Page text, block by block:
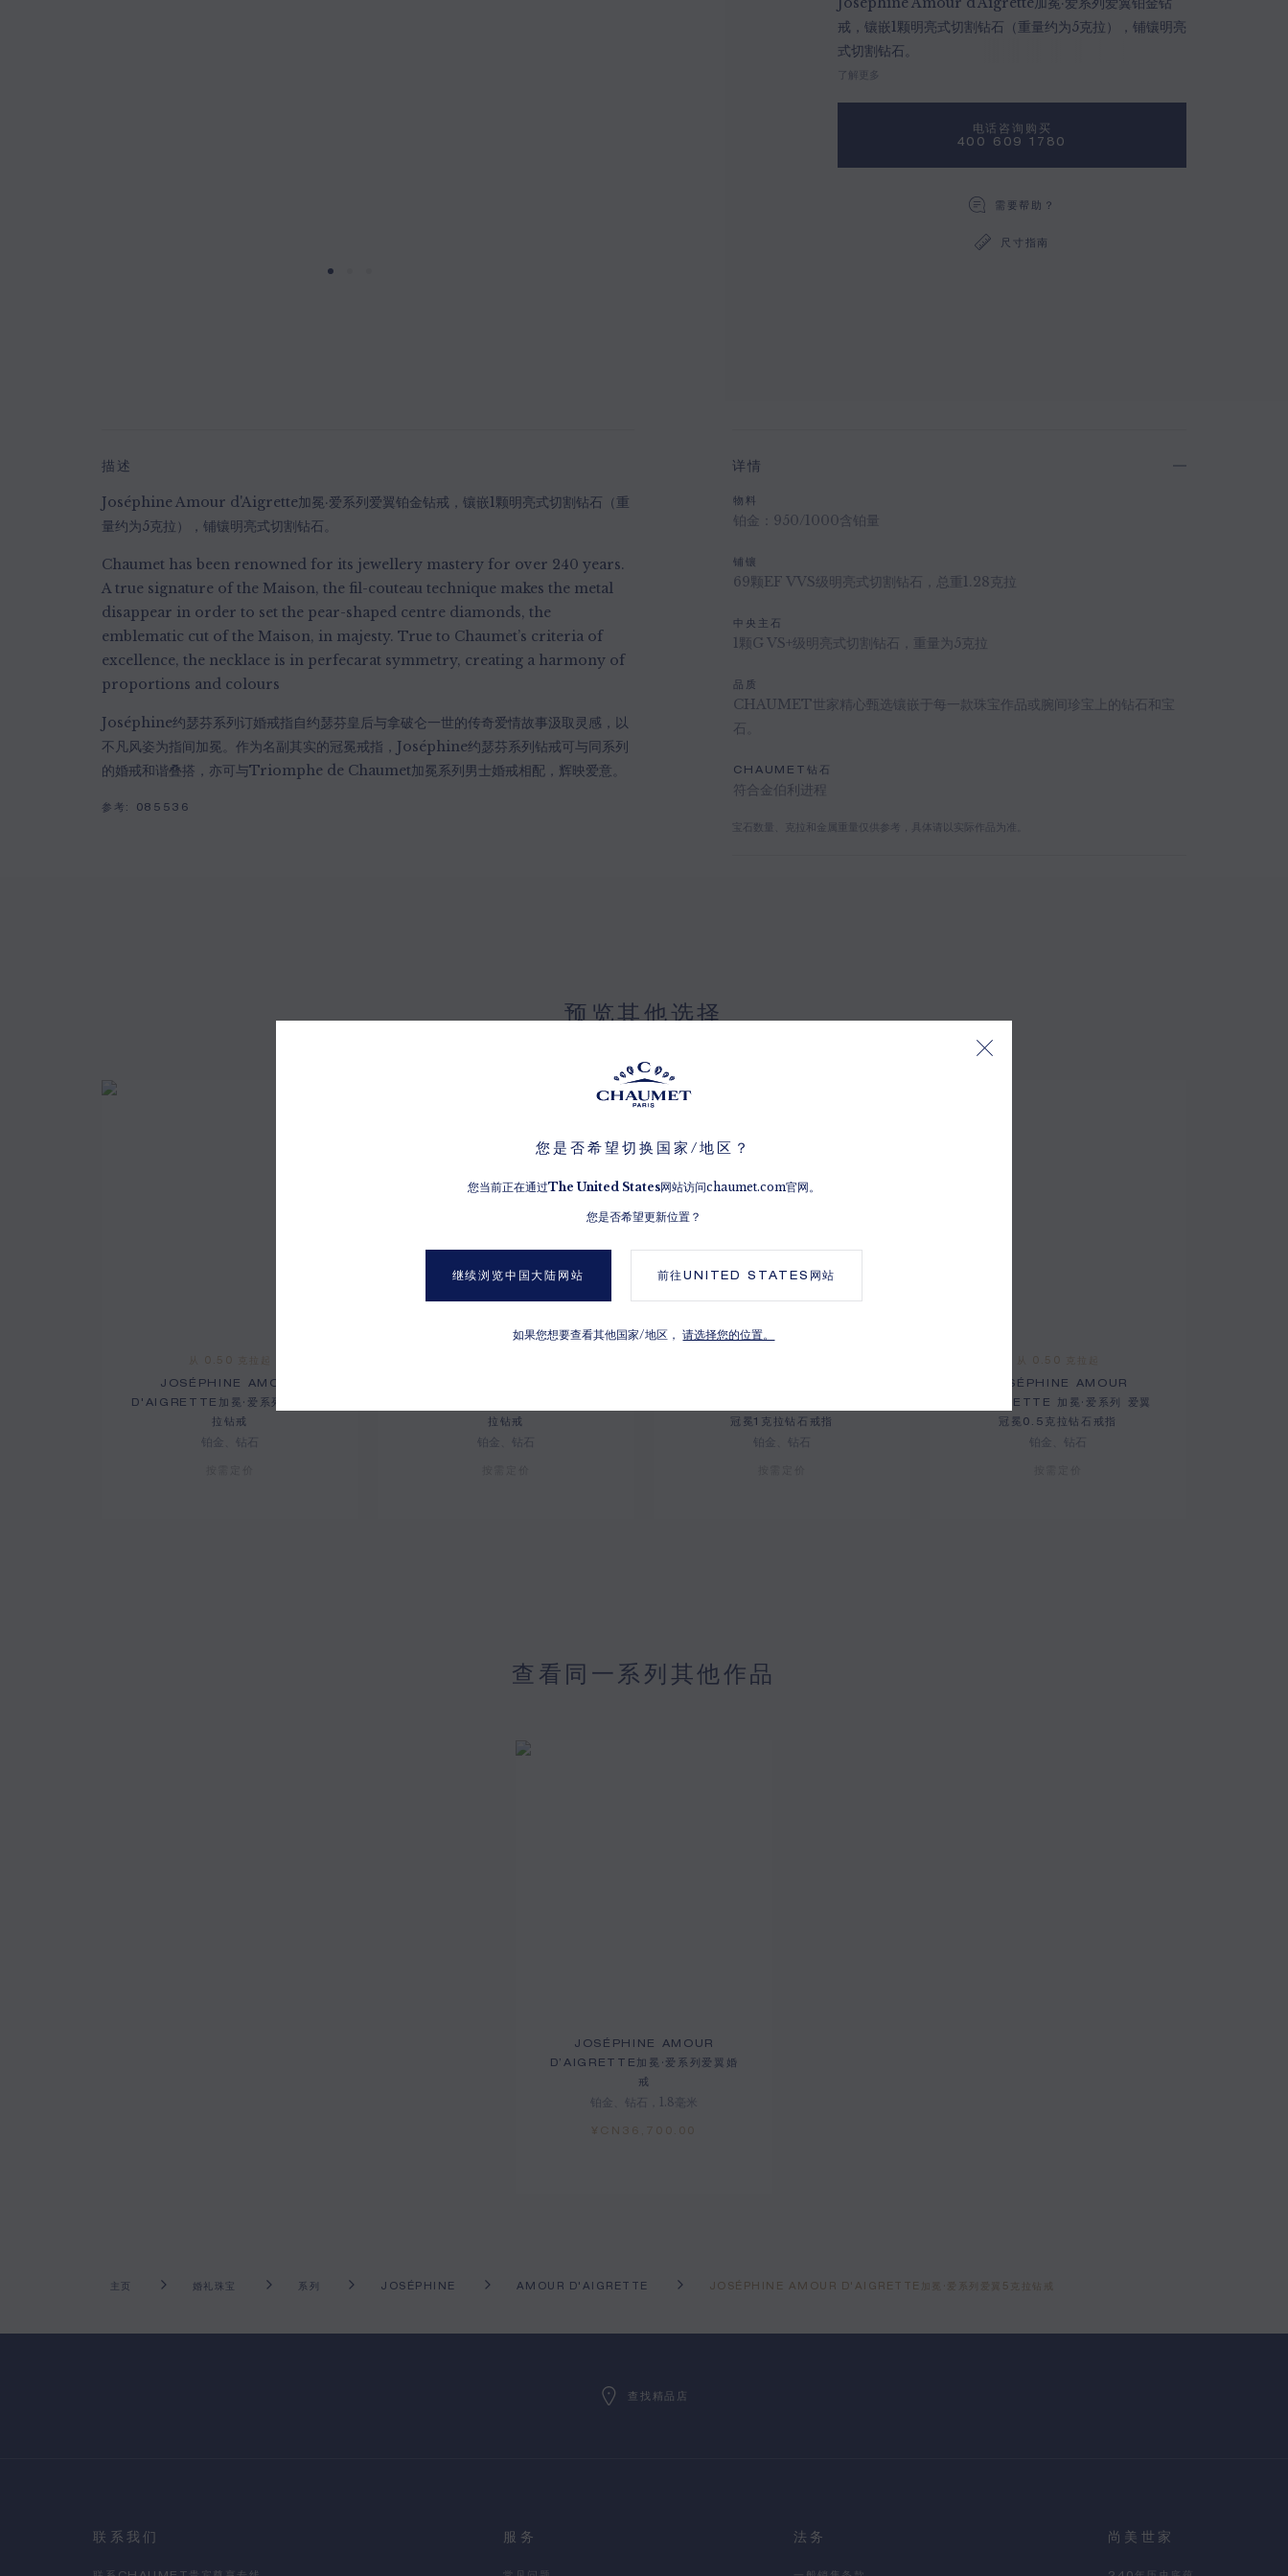
您是否希望切换国家/地区？
您当前正在通过The United States网站访问chaumet.com官网。
您是否希望更新位置？
继续浏览中国大陆网站 前往UNITED STATES 网站
如果您想要查看其他国家/地区，请选择您的位置。
戒，镶嵌1颗明亮式切割钻石（重量约为5克拉），铺镶明亮
式切割钻石。
了解更多
电话咨询购买
400 609 1780
需要帮助？
尺寸指南
描述
Joséphine Amour d'Aigrette加冕·爱系列爱翼铂金钻戒，镶嵌1颗明亮式切割钻石（重
量约为5克拉），铺镶明亮式切割钻石。
Chaumet has been renowned for its jewellery mastery for over 240 years.
A true signature of the Maison, the fil-couteau technique makes the metal
disappear in order to set the pear-shaped centre diamonds, the
emblematic cut of the Maison, in majesty. True to Chaumet’s criteria of
excellence, the necklace is in perfecarat symmetry, creating a harmony of
proportions and colours
Joséphine约瑟芬系列订婚戒指自约瑟芬皇后与拿破仑一世的传奇爱情故事汲取灵感，以
不凡风姿为指间加冕。作为名副其实的冠冕戒指，Joséphine约瑟芬系列钻戒可与同系列
的婚戒和谐叠搭，亦可与Triomphe de Chaumet加冕系列男士婚戒相配，辉映爱意。
参考: 085536
详情
物料
铂金：950/1000含铂量
铺镶
69颗EF VVS级明亮式切割钻石，总重1.28克拉
中央主石
1颗G VS+级明亮式切割钻石，重量为5克拉
品质
CHAUMET世家精心甄选镶嵌于每一款珠宝作品或腕间珍宝上的钻石和宝
石。
CHAUMET钻石
符合金伯利进程
宝石数量、克拉和金属重量仅供参考，具体请以实际作品为准。
预览其他选择
从 0.50 克拉起
JOSÉPHINE AMOUR
D'AIGRETTE加冕·爱系列爱翼2克
拉钻戒
铂金、钻石
拉钻戒
铂金、钻石
冠冕1克拉钻石戒指
铂金、钻石
从 0.50 克拉起
JOSÉPHINE AMOUR
D'AIGRETTE 加冕·爱系列 爱翼
冠冕0.5克拉钻石戒指
铂金、钻石
查看同一系列其他作品
JOSÉPHINE AMOUR
D’AIGRETTE加冕·爱系列爱翼婚
戒
铂金、钻石，1.8毫米
¥CN36,700.00
主页 婚礼珠宝 系列 JOSÉPHINE AMOUR D'AIGRETTE JOSÉPHINE AMOUR D'AIGRETTE加冕·爱系列爱翼5克拉钻戒
查找精品店
联系我们 服务 法务 尚美世家